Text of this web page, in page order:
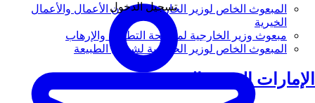
المبعوث الخاص لوزير الخارجية لشؤون الأعمال والأعمال
الخيرية
مبعوث وزير الخارجية لمكافحة التطرف والإرهاب
المبعوث الخاص لوزير الخارجية لشؤون الطبيعة
الإمارات العربية المتحدة
تسجيل الدخول